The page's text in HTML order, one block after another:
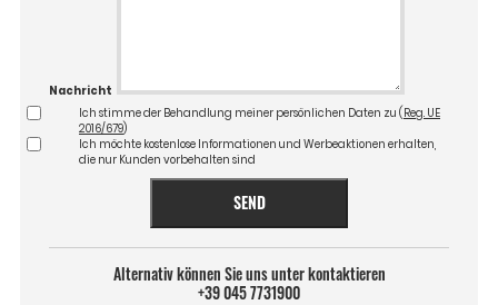
Nachricht
Ich stimme der Behandlung meiner persönlichen Daten zu ( Reg. UE
2016/679)
Ich möchte kostenlose Informationen und Werbeaktionen erhalten,
die nur Kunden vorbehalten sind
SEND
Alternativ können Sie uns unter kontaktieren
+39 045 7731900